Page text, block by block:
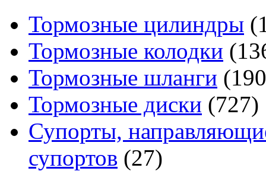
Тормозные цилиндры
Тормозные колодки
Тормозные шланги
Тормозные диски (727)
Супорты,
супортов (27)